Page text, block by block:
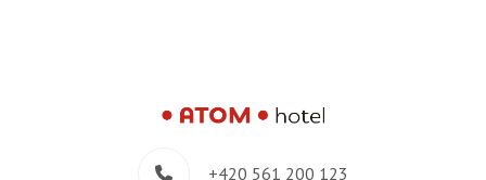
+420 561 200 123